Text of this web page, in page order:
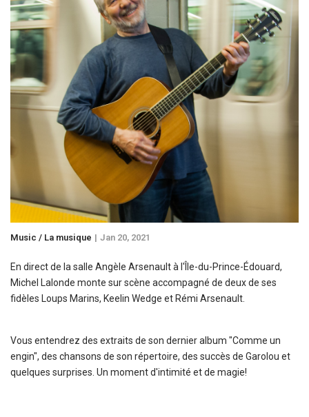
Music / La musique Jan 20, 2021
En direct de la salle Angèle Arsenault à l'Île-du-Prince-Édouard,
Michel Lalonde monte sur scène accompagné de deux de ses
fidèles Loups Marins, Keelin Wedge et Rémi Arsenault.
Vous entendrez des extraits de son dernier album "Comme un
engin", des chansons de son répertoire, des succès de Garolou et
quelques surprises. Un moment d'intimité et de magie!